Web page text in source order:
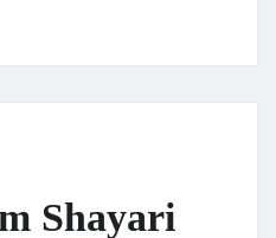
Shayari